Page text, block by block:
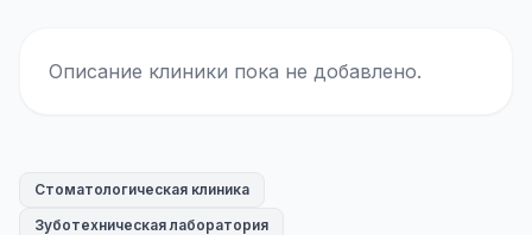
Описание клиники пока не добавлено.
Стоматологическая клиника
Зуботехническая лаборатория